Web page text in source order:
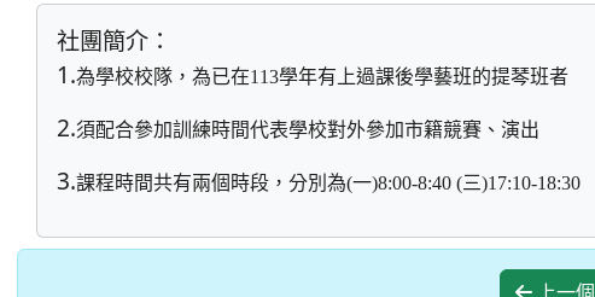
社團簡介：
1.為學校校隊，為已在113學年有上過課後學藝班的提琴班者
2.須配合參加訓練時間代表學校對外參加市籍競賽、演出
3.課程時間共有兩個時段，分別為(一)8:00-8:40 (三)17:10-18:30